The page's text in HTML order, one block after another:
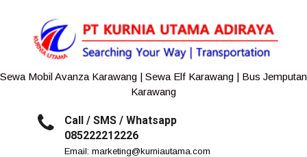
Sewa Mobil Avanza Karawang | Sewa Elf Karawang | Bus Jemputan
Karawang
Call / SMS / Whatsapp
085222212226
Email: marketing@kurniautama.com